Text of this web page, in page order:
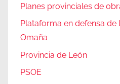
Planes provinciales de
Plataforma en defensa de
Omaña
Provincia de León
PSOE